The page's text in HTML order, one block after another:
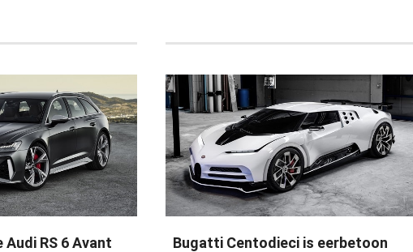
RS 6 Avant
Bugatti Centodieci is eerbetoon